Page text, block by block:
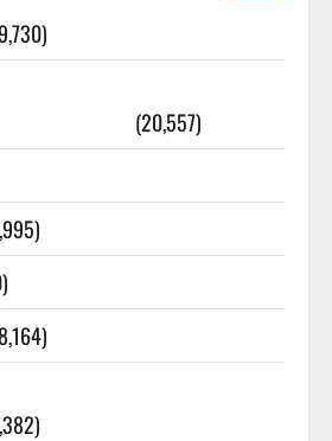
(29,730)
(20,557)
(18,995)
(18,530)
(18,164)
(15,382)